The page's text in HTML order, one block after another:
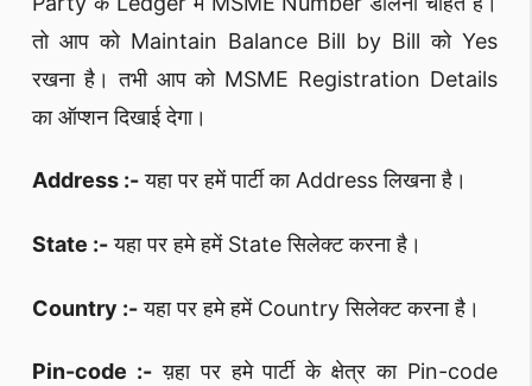
तो आप को Maintain Balance Bill by Bill को Yes
रखना है। तभी आप को MSME Registration Details
का ऑप्शन दिखाई देगा।
Address :-यहा पर हमें पार्टी का Address लिखना है।
State :-यहा पर हमे हमें State सिलेक्ट करना है।
Country :-यहा पर हमे हमें Country सिलेक्ट करना है।
Pin-code :-य़हा पर हमे पार्टी के क्षेत्र का Pin-code